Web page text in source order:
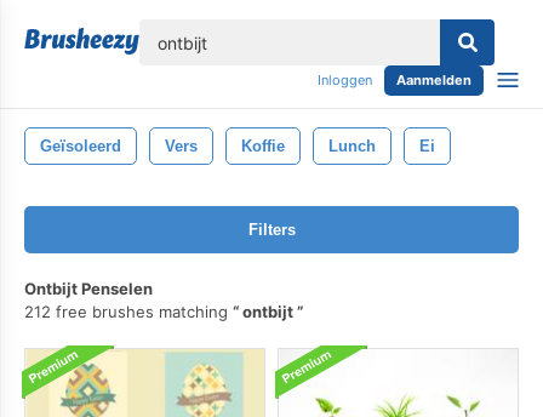
Inloggen Aanmelden
Geïsoleerd Vers Koffie Lunch Ei
Filters
Ontbijt Penselen
212 free brushes matching
ontbijt